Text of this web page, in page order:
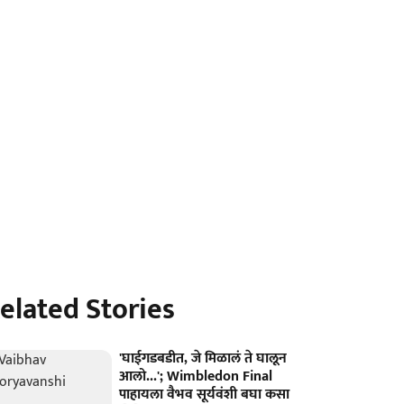
Stories
'घाईगडबडीत, जे मिळालं ते घालून
आलो...'; Wimbledon Final
पाहायला वैभव सूर्यवंशी बघा कसा